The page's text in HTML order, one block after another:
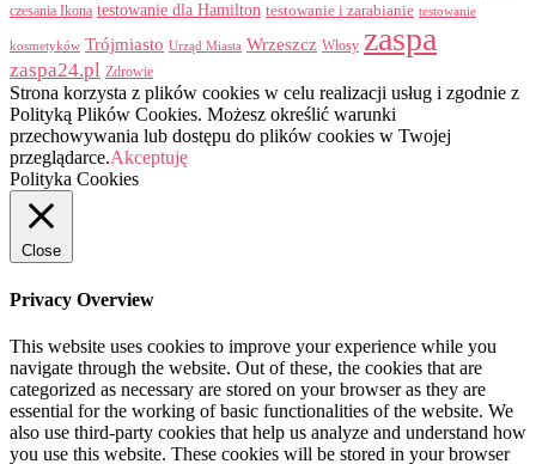
czesania Ikona testowanie dla Hamilton testowanie i zarabianie testowanie
kosmetyków Trójmiasto Urząd Miasta Wrzeszcz Włosy zaspa
zaspa24.pl Zdrowie
Strona korzysta z plików cookies w celu realizacji usług i zgodnie z
Polityką Plików Cookies. Możesz określić warunki
przechowywania lub dostępu do plików cookies w Twojej
przeglądarce.Akceptuję
Polityka Cookies
Close
Privacy Overview
This website uses cookies to improve your experience while you
navigate through the website. Out of these, the cookies that are
categorized as necessary are stored on your browser as they are
essential for the working of basic functionalities of the website. We
also use third-party cookies that help us analyze and understand how
you use this website. These cookies will be stored in your browser